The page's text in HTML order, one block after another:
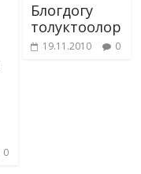
0
Блогдогу
толуктоолор
19.11.2010 0